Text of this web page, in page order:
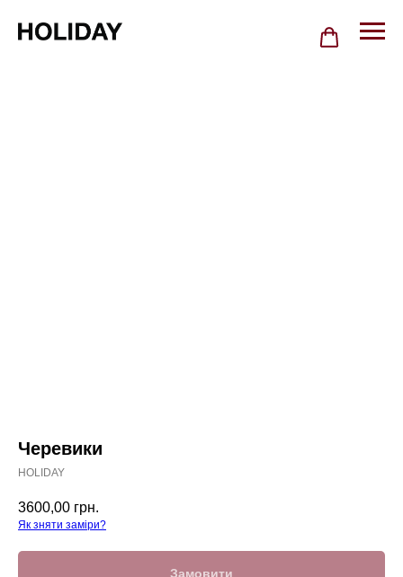
Черевики
HOLIDAY
3600,00 грн.
Як зняти заміри?
Замовити